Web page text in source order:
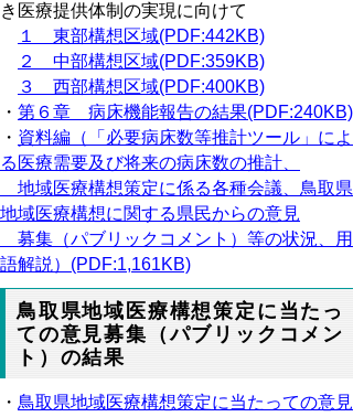
き医療提供体制の実現に向けて
１ 東部構想区域(PDF:442KB)
２ 中部構想区域(PDF:359KB)
３ 西部構想区域(PDF:400KB)
・ 第６章 病床機能報告の結果(PDF:240KB)
・ 資料編（「必要病床数等推計ツール」によ
る医療需要及び将来の病床数の推計、
地域医療構想策定に係る各種会議、鳥取県
地域医療構想に関する県民からの意見
募集（パブリックコメント）等の状況、用
語解説）(PDF:1,161KB)
鳥取県地域医療構想策定に当たっ
ての意見募集（パブリックコメン
ト）の結果
・ 鳥取県地域医療構想策定に当たっての意見